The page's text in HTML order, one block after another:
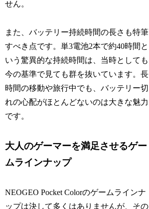
せん。
また、バッテリー持続時間の長さも特筆
すべき点です。単3電池2本で約40時間と
いう驚異的な持続時間は、当時としても
今の基準で見ても群を抜いています。長
時間の移動や旅行中でも、バッテリー切
れの心配がほとんどないのは大きな魅力
です。
大人のゲーマーを満足させるゲー
ムラインナップ
NEOGEO Pocket Colorのゲームラインナ
ップは決して多くはありませんが、その